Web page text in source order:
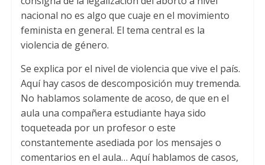
nacional no es algo que cuaje en el movimiento
feminista en general. El tema central es la
violencia de género.
Se explica por el nivel de violencia que vive el país.
Aquí hay casos de descomposición muy tremenda.
No hablamos solamente de acoso, de que en el
aula una compañera estudiante haya sido
toqueteada por un profesor o este
constantemente asediada por los mensajes o
comentarios en el aula… Aquí hablamos de casos,